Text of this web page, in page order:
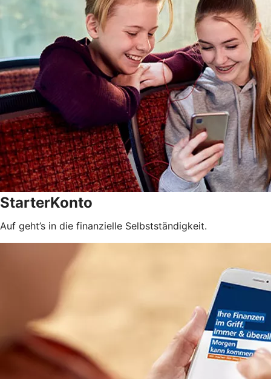
StarterKonto
Auf geht’s in die finanzielle Selbstständigkeit.